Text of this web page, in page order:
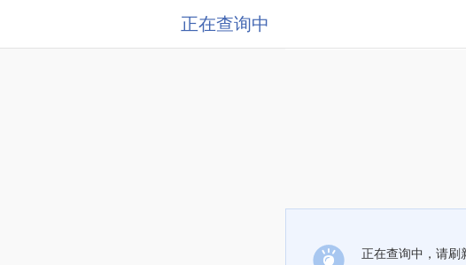
正在查询中
正在查询中，请刷